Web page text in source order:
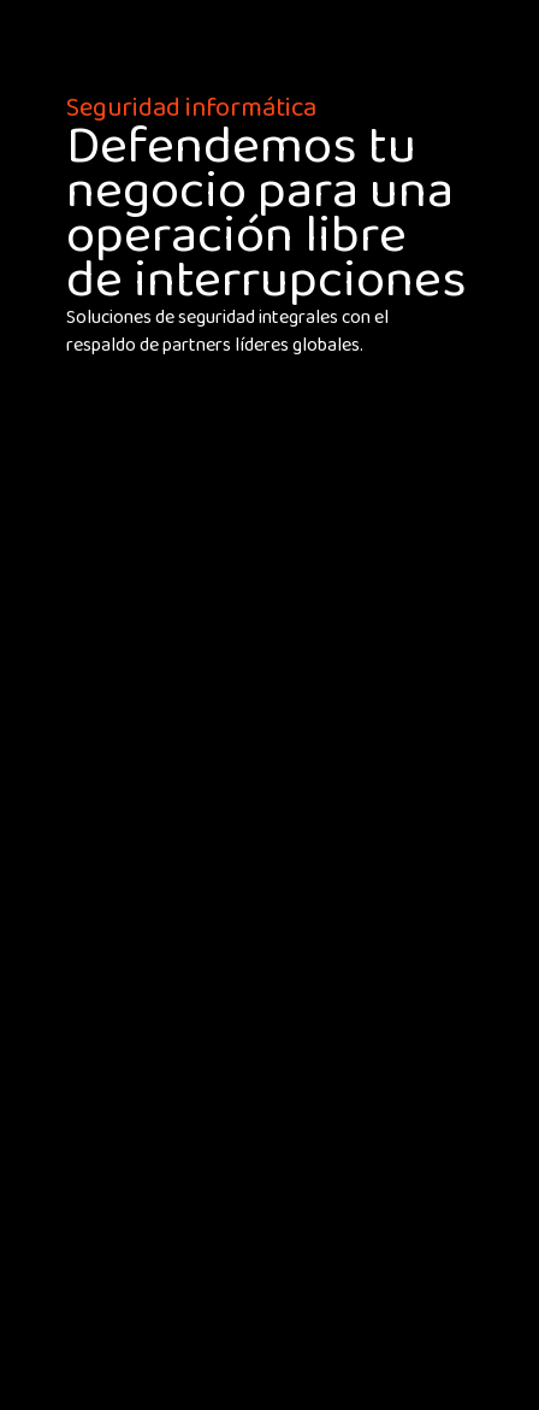
Seguridad informática
Defendemos tu
negocio para una
operación libre
de interrupciones
Soluciones de seguridad integrales con el
respaldo de partners líderes globales.